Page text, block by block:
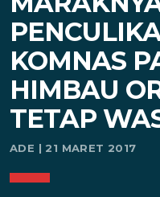
KOMNAS
HIMBAU
TETAP
ADE | 21 MARET 2017